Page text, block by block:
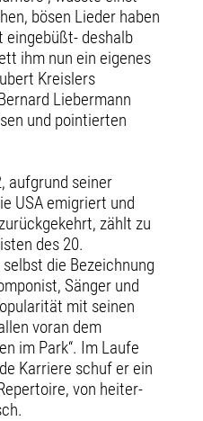
bösen Lieder haben
eingebüßt- deshalb
ihm nun ein eigenes
Kreislers
Liebermann
und pointierten
aufgrund seiner
USA emigriert und
zählt zu
des 20.
die Bezeichnung
Sänger und
mit seinen
voran dem
im Park“. Im Laufe
Karriere schuf er ein
von heiter-